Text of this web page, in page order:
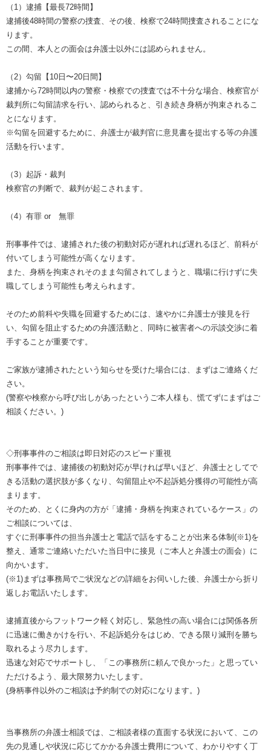
（1）逮捕【最長72時間】
逮捕後48時間の警察の捜査、その後、検察で24時間捜査されることにな
ります。
この間、本人との面会は弁護士以外には認められません。
（2）勾留【10日〜20日間】
逮捕から72時間以内の警察・検察での捜査では不十分な場合、検察官が
裁判所に勾留請求を行い、認められると、引き続き身柄が拘束されるこ
とになります。
※勾留を回避するために、弁護士が裁判官に意見書を提出する等の弁護
活動を行います。
（3）起訴・裁判
検察官の判断で、裁判が起こされます。
（4）有罪 or 無罪
刑事事件では、逮捕された後の初動対応が遅れれば遅れるほど、前科が
付いてしまう可能性が高くなります。
また、身柄を拘束されそのまま勾留されてしまうと、職場に行けずに失
職してしまう可能性も考えられます。
そのため前科や失職を回避するためには、速やかに弁護士が接見を行
い、勾留を阻止するための弁護活動と、同時に被害者への示談交渉に着
手することが重要です。
ご家族が逮捕されたという知らせを受けた場合には、まずはご連絡くだ
さい。
(警察や検察から呼び出しがあったというご本人様も、慌てずにまずはご
相談ください。)
◇刑事事件のご相談は即日対応のスピード重視
刑事事件では、逮捕後の初動対応が早ければ早いほど、弁護士としてで
きる活動の選択肢が多くなり、勾留阻止や不起訴処分獲得の可能性が高
まります。
そのため、とくに身内の方が「逮捕・身柄を拘束されているケース」の
ご相談については、
すぐに刑事事件の担当弁護士と電話で話をすることが出来る体制(※1)を
整え、通常ご連絡いただいた当日中に接見（ご本人と弁護士の面会）に
向かいます。
(※1)まずは事務局でご状況などの詳細をお伺いした後、弁護士から折り
返しお電話いたします。
逮捕直後からフットワーク軽く対応し、緊急性の高い場合には関係各所
に迅速に働きかけを行い、不起訴処分をはじめ、できる限り減刑を勝ち
取れるよう尽力します。
迅速な対応でサポートし、「この事務所に頼んで良かった」と思ってい
ただけるよう、最大限努力いたします。
(身柄事件以外のご相談は予約制での対応になります。)
当事務所の弁護士相談では、ご相談者様の直面する状況において、この
先の見通しや状況に応じてかかる弁護士費用について、わかりやすく丁